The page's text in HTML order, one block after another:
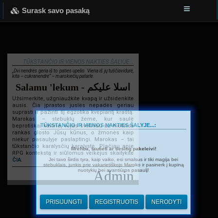
Surask savo pasaką
TŪKSTANČIO IR VIENOS NAKTIES ŠALYJE...
„Dvi nendrės geria iš to paties upelio. Viena iš jų tuščiavidurė,
kita – cukranendrė“ – marokiečių patarlė.
Salamu 'lekum - اسلا عليكم
Užsimerkite, užgniaužkite kvapą ir užsidenkite
ausis. Čia įprastos juslės nepadės geriau
suprasti ir pažinti šį egzotika kvepiantį kraštą.
Marokas – stebuklų žemė, kur saulė
beprotiškai kaitina, vėjas švelniau už motinos
rankas glosto Jūsų kūnus, o žmonės kaip
niekur pasaulyje paslaptingi. Marokas – tai
tūkstančio karalysčių karalystė. Plačiau apie
RPG kontekstą ir siūlomus veikėjus skaitykite
ČIA.
Admin
TŪKSTANČIO IR VIENOS NAKTIES ŠALYJE...:
Mrehba, tautieti ar tiesiog pakeleivi!
Jei tavo širdis tyra, kaip vaiko, esi smalsus ir tiki magija bei
stebuklais, junkis prie vakarietiškojo Maroko ir pasinerk į kupiną
nuotykių bei avantiūros pasaulį!
PRISIJUNGTI REGISTRUOTIS NERODYTI